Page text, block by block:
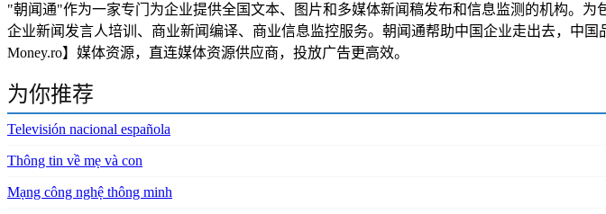
"朝闻通"作为一家专门为企业提供全国文本、图片和多媒体新闻稿发布和信息监测的机构。
企业新闻发言人培训、商业新闻编译、商业信息监控服务。朝闻通帮助中国企业走出去，中
Money.ro】媒体资源，直连媒体资源供应商，投放广告更高效。
为你推荐
Televisión nacional española
Thông tin về mẹ và con
Mạng công nghệ thông minh